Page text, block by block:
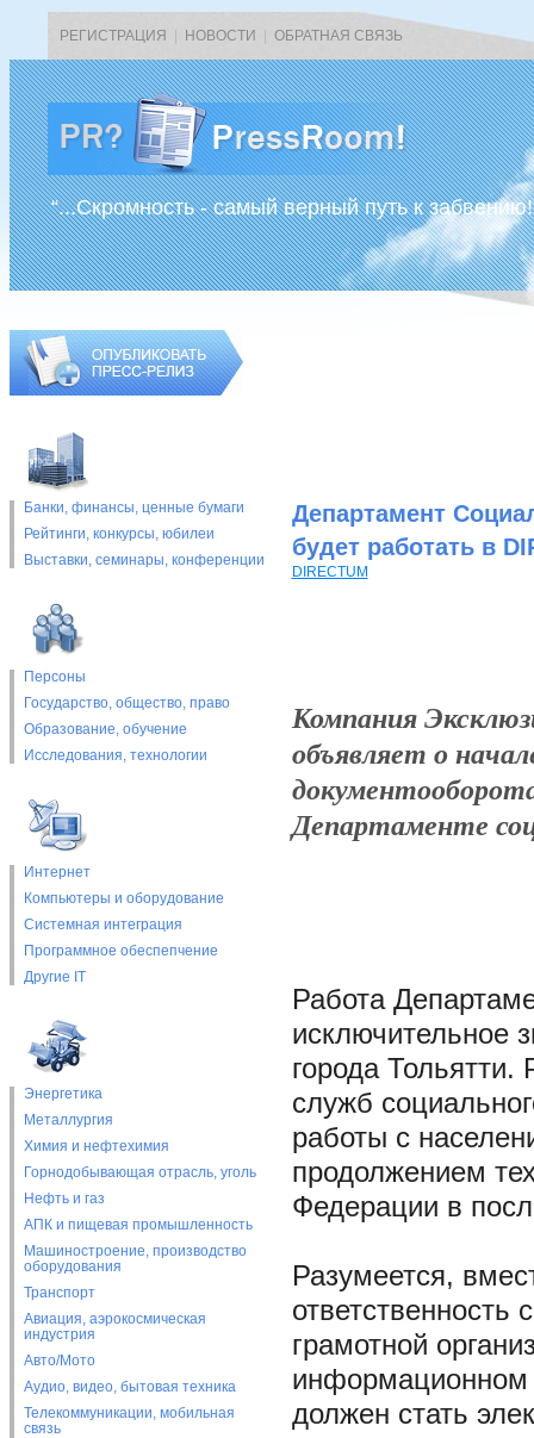
РЕГИСТРАЦИЯ НОВОСТИ ОБРАТНАЯ СВЯЗЬ
“...Скромность - самый верный путь к
Банки, финансы, ценные бумаги
Рейтинги, конкурсы, юбилеи
Выставки, cеминары, конференции
Персоны
Государство, общество, право
Образование, обучение
Исследования, технологии
Интернет
Компьютеры и оборудование
Системная интеграция
Программное обеспепчение
Другие IT
Энергетика
Металлургия
Химия и нефтехимия
Горнодобывающая отрасль, уголь
Нефть и газ
АПК и пищевая промышленность
Машиностроение, производство
оборудования
Транспорт
Авиация, аэрокосмическая
индустрия
Авто/Мото
Аудио, видео, бытовая техника
Телекоммуникации, мобильная
связь
Департамент
будет работать в
DIRECTUM
Компания
объявляет о
Департаменте
Работа
исключительное
города
служб
работы с
продолжением
Федерации в
Разумеется,
ответственность
грамотной
информационном
должен стать